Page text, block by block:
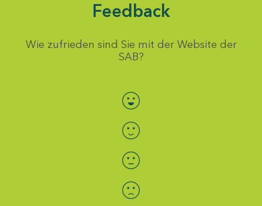
Feedback
Wie zufrieden sind Sie mit der Website der
SAB?
Bewertung auswählen